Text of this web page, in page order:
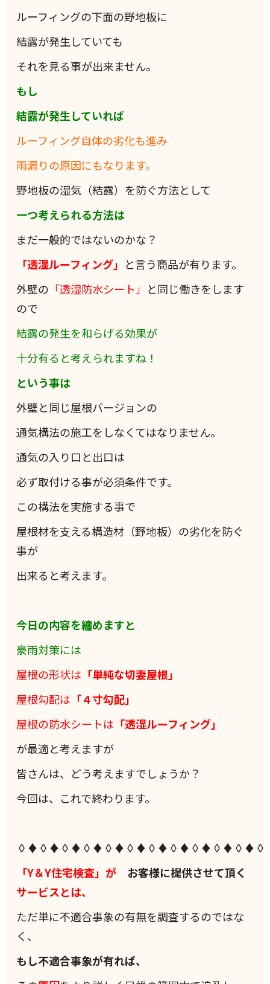
ルーフィングの下面の野地板に
結露が発生していても
それを見る事が出来ません。
もし
結露が発生していれば
ルーフィング自体の劣化も進み
雨漏りの原因にもなります。
野地板の湿気（結露）を防ぐ方法として
一つ考えられる方法は
まだ一般的ではないのかな？
「透湿ルーフィング」 と言う商品が有ります。
外壁の 「透湿防水シート」 と同じ働きをします
ので
結露の発生を和らげる効果が
十分有ると考えられますね！
という事は
外壁と同じ屋根バージョンの
通気構法の施工をしなくてはなりません。
通気の入り口と出口は
必ず取付ける事が必須条件です。
この構法を実施する事で
屋根材を支える構造材（野地板）の劣化を防ぐ
事が
出来ると考えます。
今日の内容を纏めますと
豪雨対策には
屋根の形状は 「単純な切妻屋根」
屋根勾配は 「４寸勾配」
屋根の防水シートは 「透湿ルーフィング」
が最適と考えますが
皆さんは、どう考えますでしょうか？
今回は、これで終わります。
「Y＆Y住宅検査」が お客様に提供させて頂く
サービスとは、
ただ単に不適合事象の有無を調査するのではな
く、
もし不適合事象が有れば、